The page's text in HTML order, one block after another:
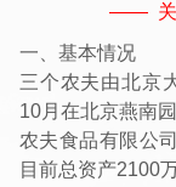
——
一、基本情况
三个农夫由北京
10月在北京燕南
农夫食品有限公
目前总资产2100